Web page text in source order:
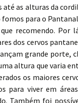
as alturas da
fomos para o
recomendo. Por
dos cervos
grande porte,
altura que varia
os maiores
para viver em
Também foi